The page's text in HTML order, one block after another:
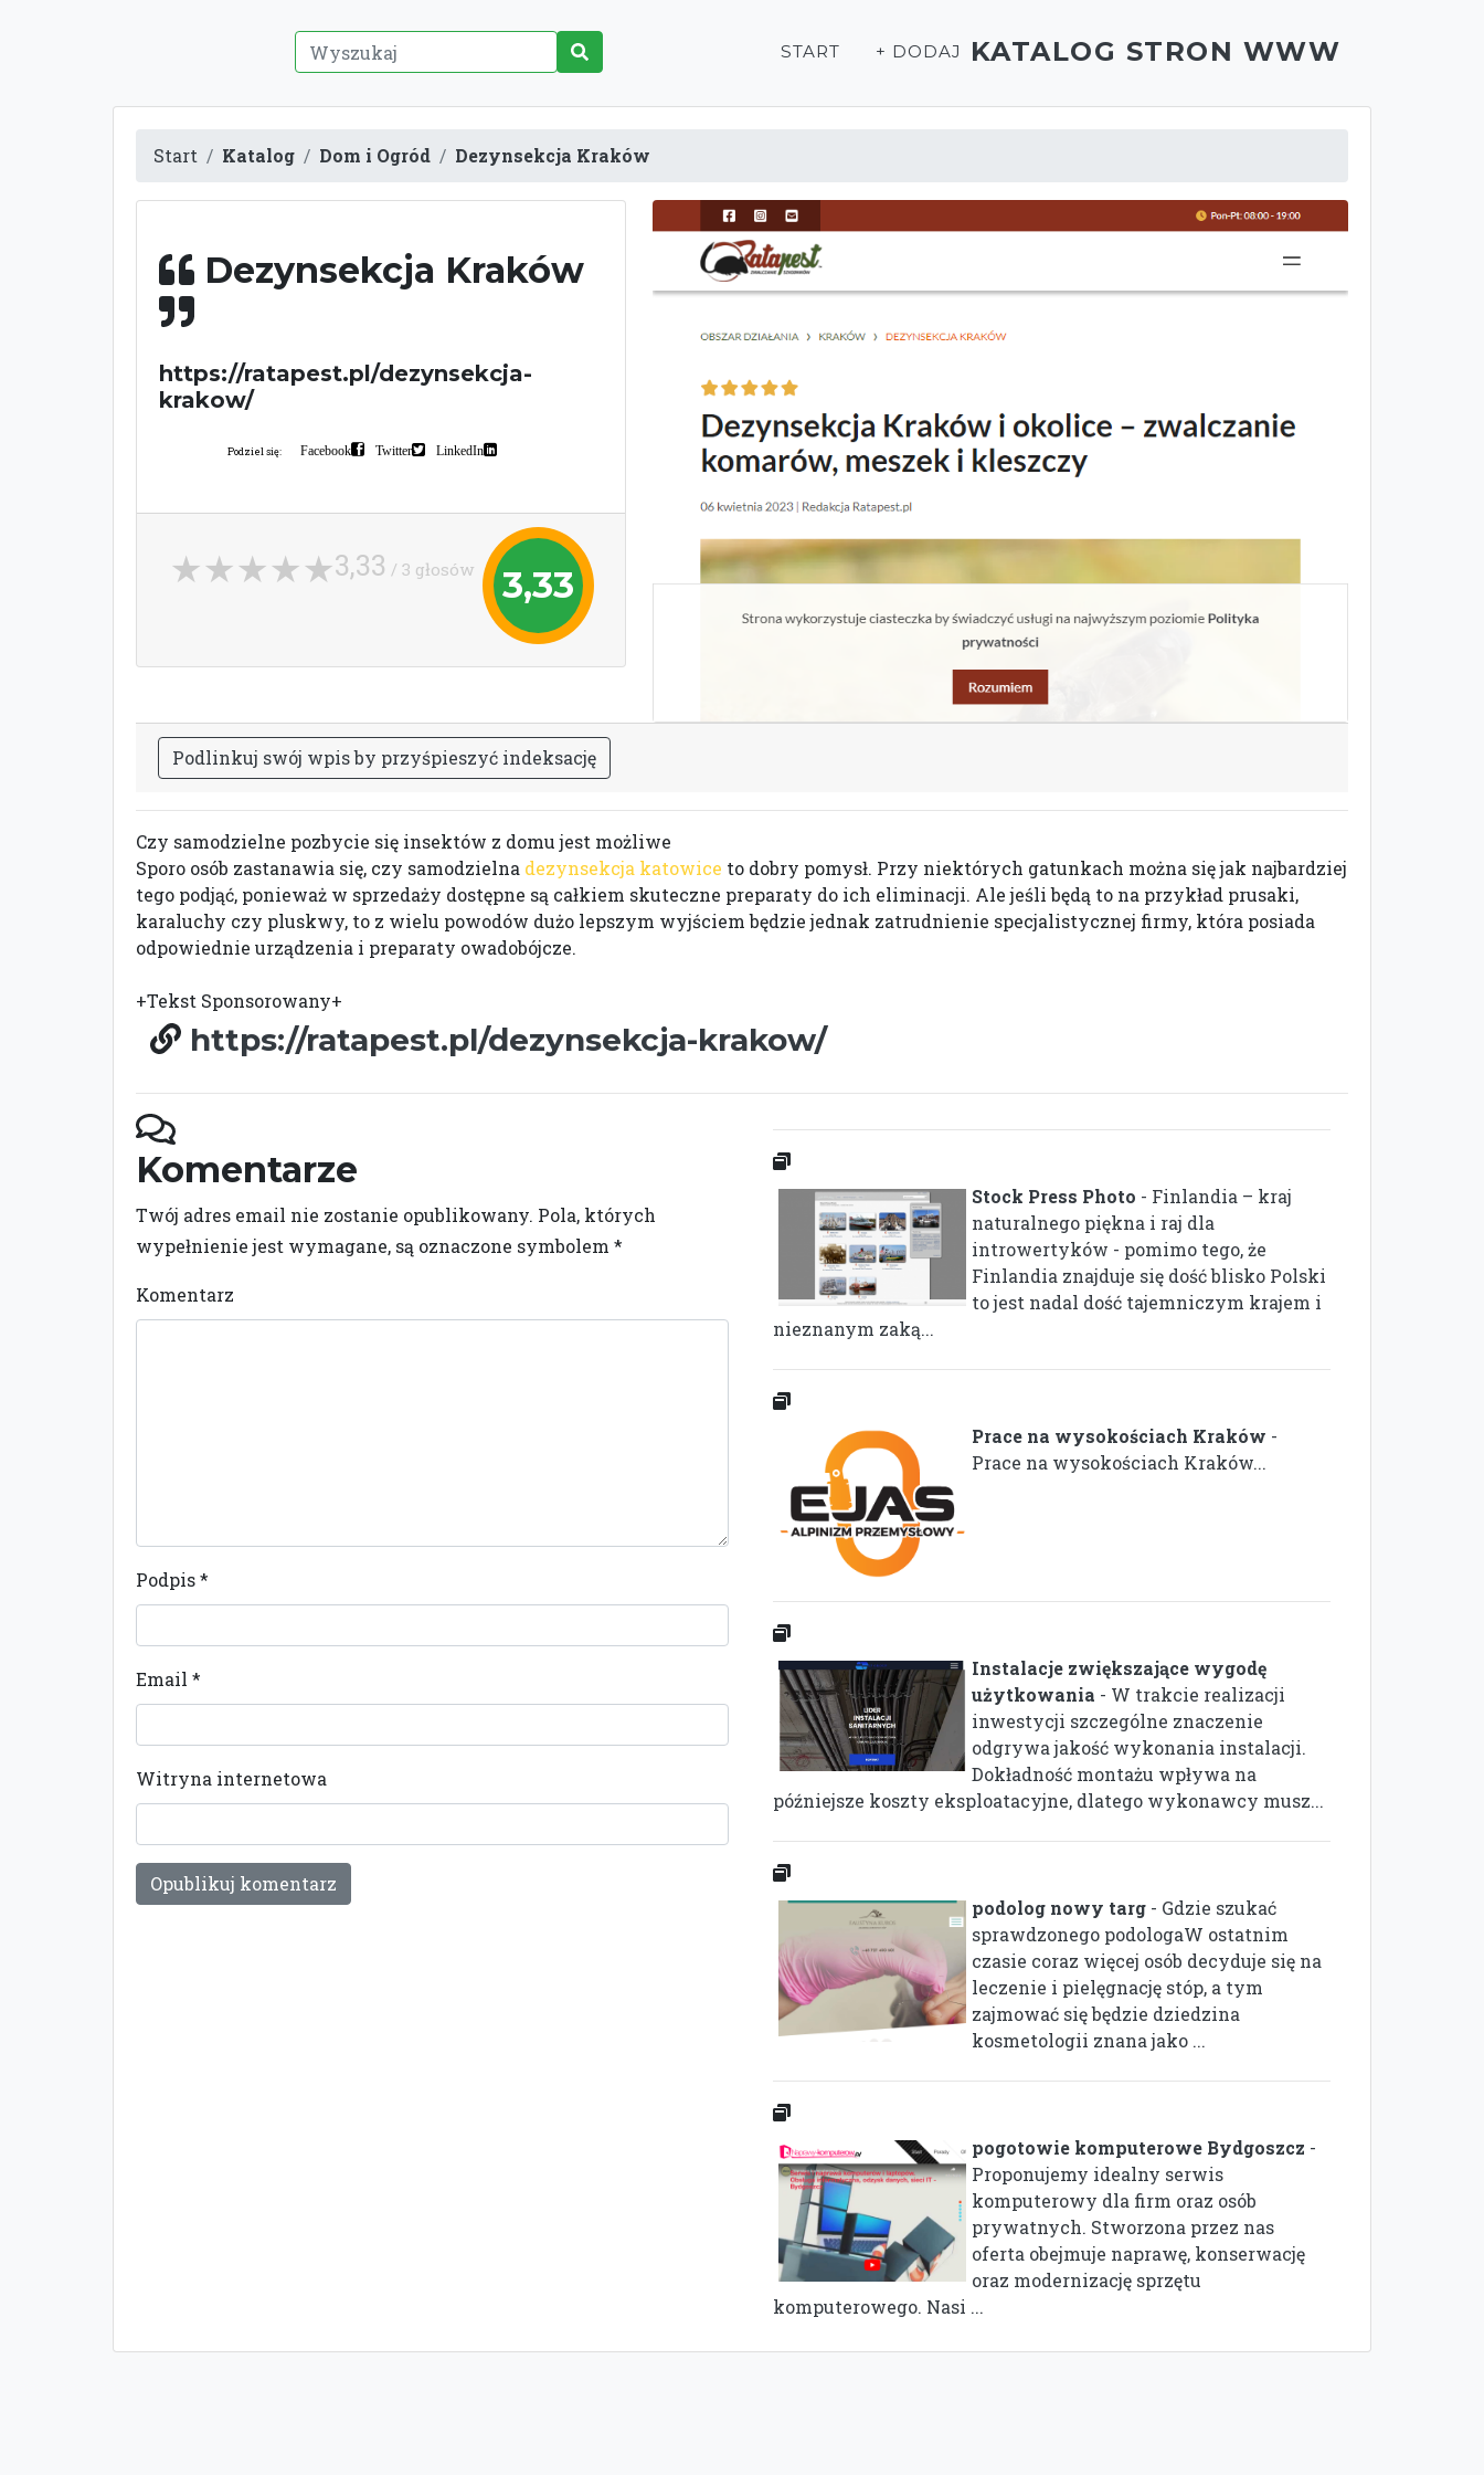
START + DODAJ KATALOG STRON WWW
Start Katalog Dom i Ogród Dezynsekcja Kraków
Dezynsekcja Kraków
https://ratapest.pl/dezynsekcja-
krakow/
Podziel się: Facebook Twitter LinkedIn
3,33
3,33 / 3 głosów
Podlinkuj swój wpisby przyśpieszyć indeksację
Czy samodzielne pozbycie się insektów z domu jest możliwe
Sporo osób zastanawia się, czy samodzielna dezynsekcja katowice to dobry pomysł. Przy niektórych gatunkach można się jak najbardziej
tego podjąć, ponieważ w sprzedaży dostępne są całkiem skuteczne preparaty do ich eliminacji. Ale jeśli będą to na przykład prusaki,
karaluchy czy pluskwy, to z wielu powodów dużo lepszym wyjściem będzie jednak zatrudnienie specjalistycznej firmy, która posiada
odpowiednie urządzenia i preparaty owadobójcze.
+Tekst Sponsorowany+
https://ratapest.pl/dezynsekcja-krakow/
Komentarze
Twój adres email nie zostanie opublikowany. Pola, których
wypełnienie jest wymagane, są oznaczone symbolem *
Komentarz
Podpis*
Email *
Witryna internetowa
Stock Press Photo - Finlandia – kraj
naturalnego piękna i raj dla
introwertyków - pomimo tego, że
Finlandia znajduje się dość blisko Polski
to jest nadal dość tajemniczym krajem i
nieznanym zaką...
Prace na wysokościach Kraków -
Prace na wysokościach Kraków...
Instalacje zwiększające wygodę
użytkowania - W trakcie realizacji
inwestycji szczególne znaczenie
odgrywa jakość wykonania instalacji.
Dokładność montażu wpływa na
późniejsze koszty eksploatacyjne, dlatego wykonawcy musz...
podolog nowy targ - Gdzie szukać
sprawdzonego podologaW ostatnim
czasie coraz więcej osób decyduje się na
leczenie i pielęgnację stóp, a tym
zajmować się będzie dziedzina
kosmetologii znana jako ...
pogotowie komputerowe Bydgoszcz -
Proponujemy idealny serwis
komputerowy dla firm oraz osób
prywatnych. Stworzona przez nas
oferta obejmuje naprawę, konserwację
oraz modernizację sprzętu
komputerowego. Nasi ...